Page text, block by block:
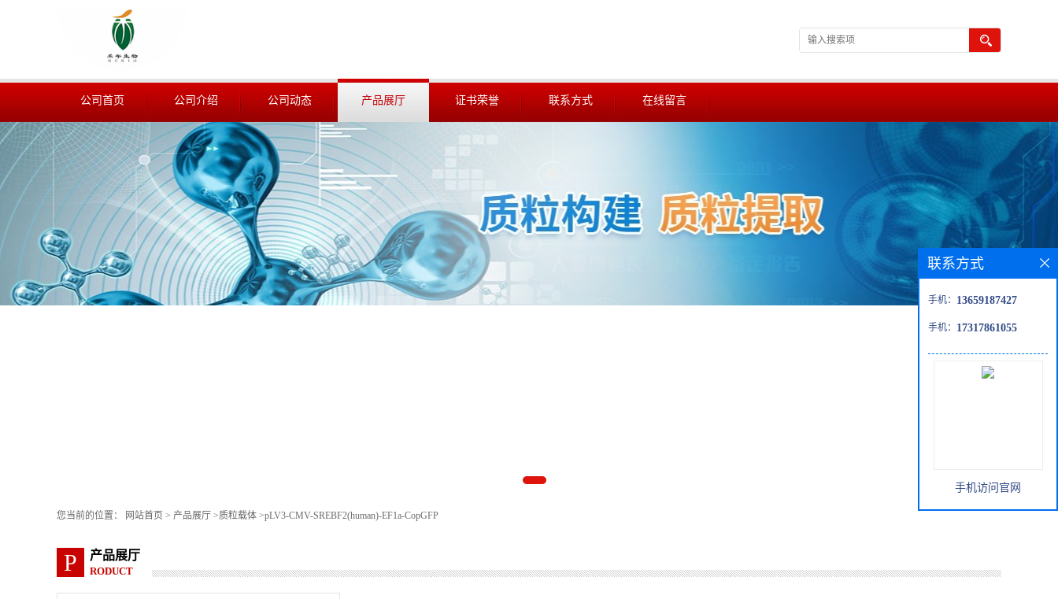
公司首页 公司介绍 公司动态 产品展厅 证书荣誉 联系方式 在线留言
您当前的位置： 网站首页 > 产品展厅 >质粒载体 >pLV3-CMV-SREBF2(human)-EF1a-CopGFP
P 产品展厅
RODUCT
联系方式
手机： 13659187427
手机： 17317861055
手机访问官网